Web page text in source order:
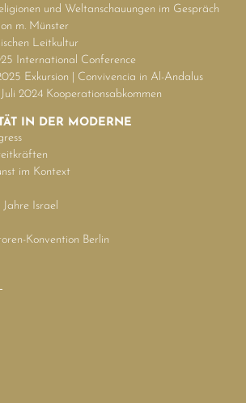
und Weltanschauungen im Gespräch
m. Münster
Leitkultur
International Conference
Exkursion | Convivencia in Al-Andalus
2024 Kooperationsabkommen
IN DER MODERNE
im Kontext
Israel
Konvention Berlin